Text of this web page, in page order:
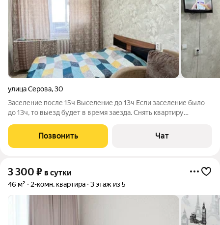
улица Серова,30
Заселение после 15ч Выселение до 13ч Если заселение было
до 13ч, то выезд будет в время заезда. Снять квартиру
свободные варианты бронирования Хорошего дня :) Квартира-
студия в новом доме в 5
Позвонить Чат
3 300 ₽ в сутки
46 м² 2-комн. квартира 3 этаж из 5